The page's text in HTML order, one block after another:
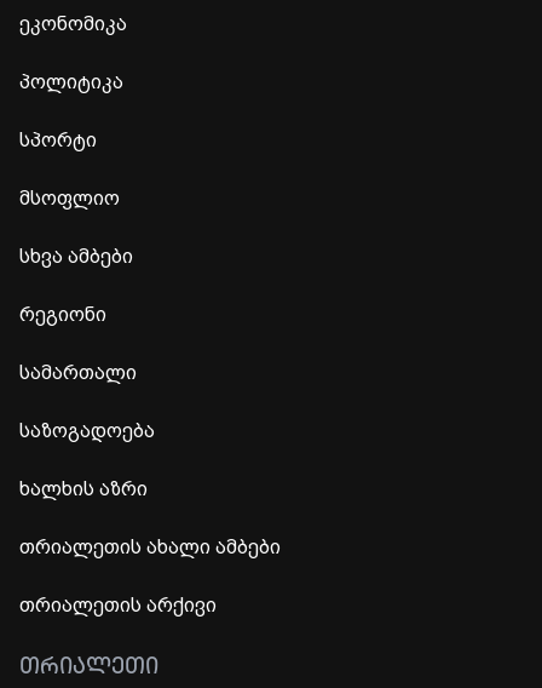
ეკონომიკა
პოლიტიკა
სპორტი
მსოფლიო
სხვა ამბები
რეგიონი
სამართალი
საზოგადოება
ხალხის აზრი
თრიალეთის ახალი ამბები
თრიალეთის არქივი
ᲗᲠᲘᲐᲚᲔᲗᲘ